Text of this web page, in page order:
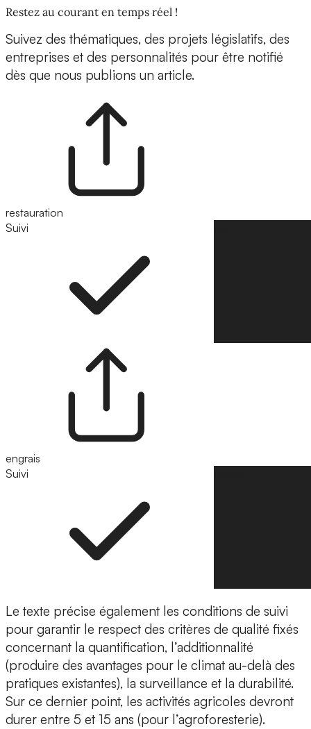
Restez au courant en temps réel !
Suivez des thématiques, des projets législatifs, des
entreprises et des personnalités pour être notifié
dès que nous publions un article.
restauration
Suivi
engrais
Suivi
Le texte précise également les conditions de suivi
pour garantir le respect des critères de qualité fixés
concernant la quantification, l’additionnalité
(produire des avantages pour le climat au-delà des
pratiques existantes), la surveillance et la durabilité.
Sur ce dernier point, les activités agricoles devront
durer entre 5 et 15 ans (pour l’agroforesterie).